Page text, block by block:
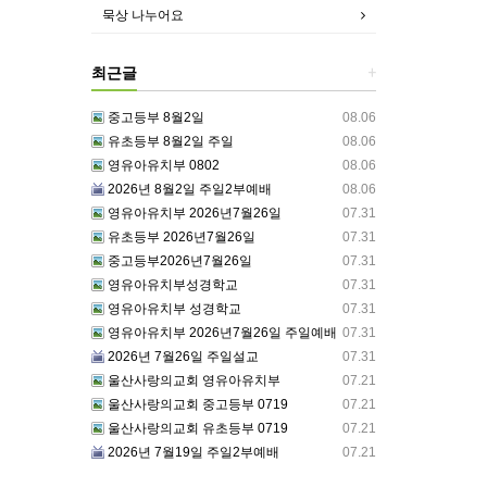
묵상 나누어요
+
최근글
08.06
중고등부 8월2일
08.06
유초등부 8월2일 주일
08.06
영유아유치부 0802
08.06
2026년 8월2일 주일2부예배
07.31
영유아유치부 2026년7월26일
07.31
유초등부 2026년7월26일
07.31
중고등부2026년7월26일
07.31
영유아유치부성경학교
07.31
영유아유치부 성경학교
07.31
영유아유치부 2026년7월26일 주일예배
07.31
2026년 7월26일 주일설교
07.21
울산사랑의교회 영유아유치부
07.21
울산사랑의교회 중고등부 0719
07.21
울산사랑의교회 유초등부 0719
07.21
2026년 7월19일 주일2부예배